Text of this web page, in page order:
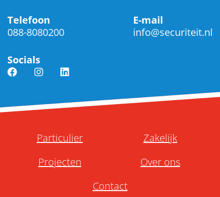
Telefoon
088-8080200
E-mail
info@securiteit.nl
Socials
Particulier
Zakelijk
Projecten
Over ons
Contact